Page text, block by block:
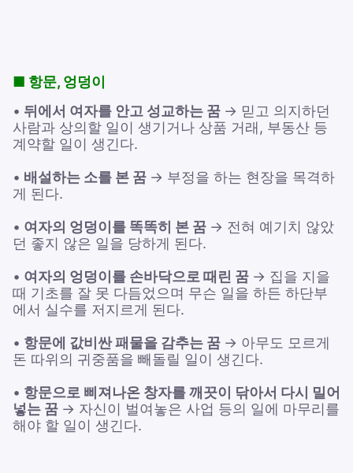
■ 항문, 엉덩이
• 뒤에서 여자를 안고 성교하는 꿈 → 믿고 의지하던
사람과 상의할 일이 생기거나 상품 거래, 부동산 등
계약할 일이 생긴다.
• 배설하는 소를 본 꿈 → 부정을 하는 현장을 목격하
게 된다.
• 여자의 엉덩이를 똑똑히 본 꿈 → 전혀 예기치 않았
던 좋지 않은 일을 당하게 된다.
• 여자의 엉덩이를 손바닥으로 때린 꿈 → 집을 지을
때 기초를 잘 못 다듬었으며 무슨 일을 하든 하단부
에서 실수를 저지르게 된다.
• 항문에 값비싼 패물을 감추는 꿈 → 아무도 모르게
돈 따위의 귀중품을 빼돌릴 일이 생긴다.
• 항문으로 삐져나온 창자를 깨끗이 닦아서 다시 밀어
넣는 꿈 → 자신이 벌여놓은 사업 등의 일에 마무리를
해야 할 일이 생긴다.